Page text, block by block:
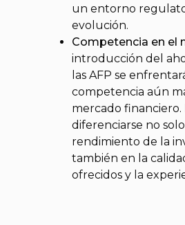
un entorno
evolución.
Competencia en el
introducción del
las AFP se
competencia aún
mercado financiero.
diferenciarse no
rendimiento de la
también en la
ofrecidos y la